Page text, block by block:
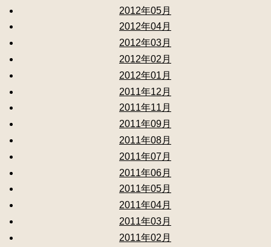
2012年05月
2012年04月
2012年03月
2012年02月
2012年01月
2011年12月
2011年11月
2011年09月
2011年08月
2011年07月
2011年06月
2011年05月
2011年04月
2011年03月
2011年02月